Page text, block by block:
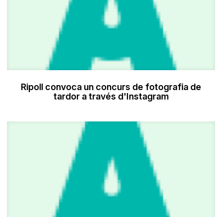
Ripoll convoca un concurs de fotografia de
tardor a través d'Instagram